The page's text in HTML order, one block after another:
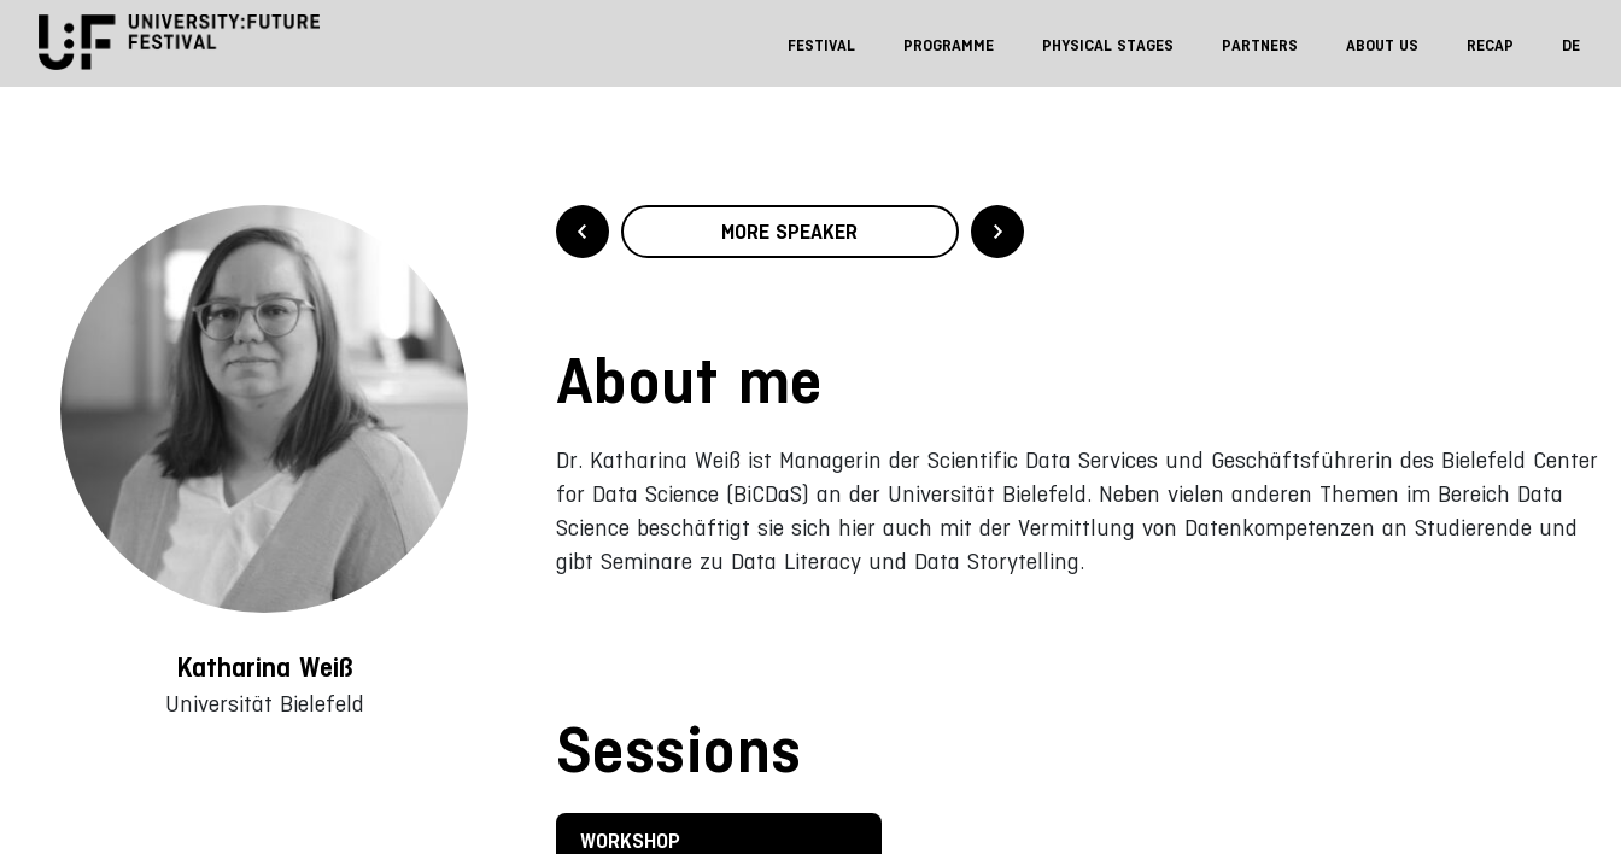
FESTIVAL PROGRAMME PHYSICAL STAGES PARTNERS ABOUT US RECAP DE
Katharina Weiß
Universität Bielefeld
MORE SPEAKER
About me
Dr. Katharina Weiß ist Managerin der Scientific Data Services und Geschäftsführerin des Bielefeld Center
for Data Science (BiCDaS) an der Universität Bielefeld. Neben vielen anderen Themen im Bereich Data
Science beschäftigt sie sich hier auch mit der Vermittlung von Datenkompetenzen an Studierende und
gibt Seminare zu Data Literacy und Data Storytelling.
Sessions
WORKSHOP